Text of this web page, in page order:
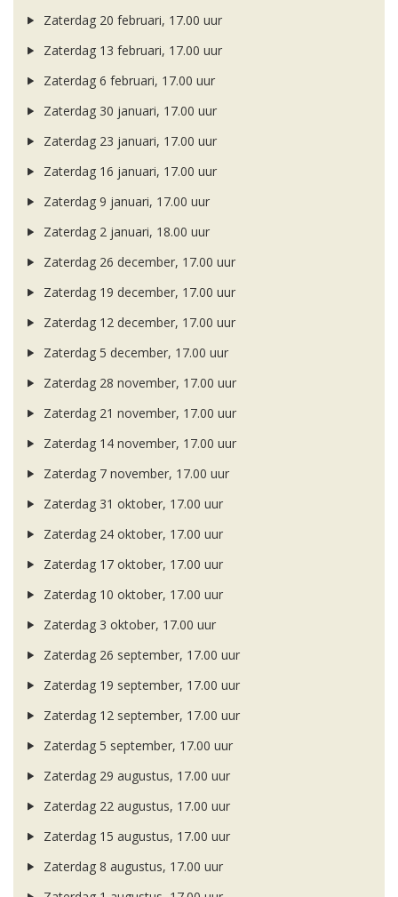
Zaterdag 20 februari, 17.00 uur
Zaterdag 13 februari, 17.00 uur
Zaterdag 6 februari, 17.00 uur
Zaterdag 30 januari, 17.00 uur
Zaterdag 23 januari, 17.00 uur
Zaterdag 16 januari, 17.00 uur
Zaterdag 9 januari, 17.00 uur
Zaterdag 2 januari, 18.00 uur
Zaterdag 26 december, 17.00 uur
Zaterdag 19 december, 17.00 uur
Zaterdag 12 december, 17.00 uur
Zaterdag 5 december, 17.00 uur
Zaterdag 28 november, 17.00 uur
Zaterdag 21 november, 17.00 uur
Zaterdag 14 november, 17.00 uur
Zaterdag 7 november, 17.00 uur
Zaterdag 31 oktober, 17.00 uur
Zaterdag 24 oktober, 17.00 uur
Zaterdag 17 oktober, 17.00 uur
Zaterdag 10 oktober, 17.00 uur
Zaterdag 3 oktober, 17.00 uur
Zaterdag 26 september, 17.00 uur
Zaterdag 19 september, 17.00 uur
Zaterdag 12 september, 17.00 uur
Zaterdag 5 september, 17.00 uur
Zaterdag 29 augustus, 17.00 uur
Zaterdag 22 augustus, 17.00 uur
Zaterdag 15 augustus, 17.00 uur
Zaterdag 8 augustus, 17.00 uur